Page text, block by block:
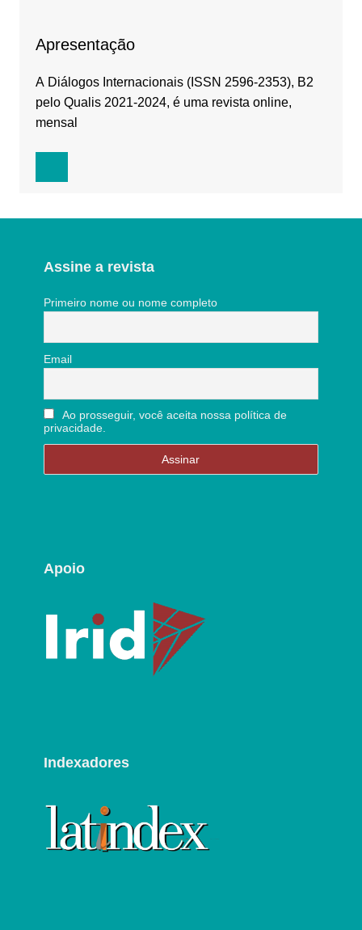
Apresentação
A Diálogos Internacionais (ISSN 2596-2353), B2
pelo Qualis 2021-2024, é uma revista online,
mensal
Assine a revista
Primeiro nome ou nome completo
Email
Ao prosseguir, você aceita nossa política de
privacidade.
Apoio
Indexadores